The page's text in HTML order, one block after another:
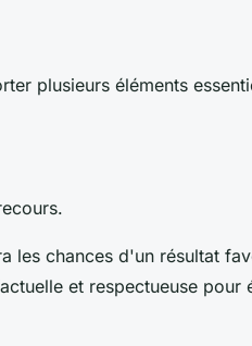
plusieurs éléments
les chances d'un résultat
et respectueuse pour